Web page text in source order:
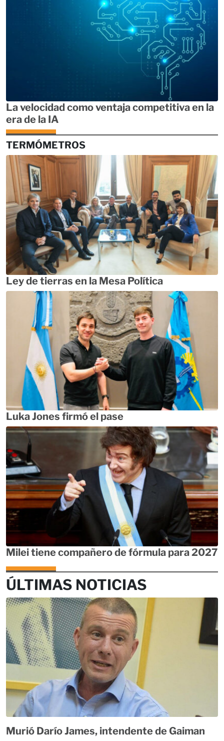
La velocidad como ventaja competitiva en la
era de la IA
TERMÓMETROS
Ley de tierras en la Mesa Política
Luka Jones firmó el pase
Milei tiene compañero de fórmula para 2027
ÚLTIMAS NOTICIAS
Murió Darío James, intendente de Gaiman